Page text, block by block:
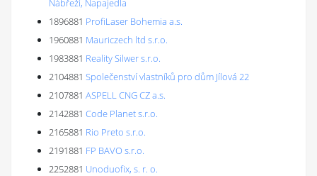
Nábřeží, Napajedla
1896881 ProfiLaser Bohemia a.s.
1960881 Mauriczech ltd s.r.o.
1983881 Reality Silwer s.r.o.
2104881 Společenství vlastníků pro dům Jílová 22
2107881 ASPELL CNG CZ a.s.
2142881 Code Planet s.r.o.
2165881 Rio Preto s.r.o.
2191881 FP BAVO s.r.o.
2252881 Unoduofix, s. r. o.